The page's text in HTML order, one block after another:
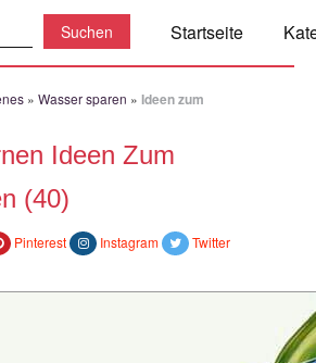
Startseite
» Wasser sparen » Ideen zum
Ideen Zum
(40)
Pinterest Instagram Twitter